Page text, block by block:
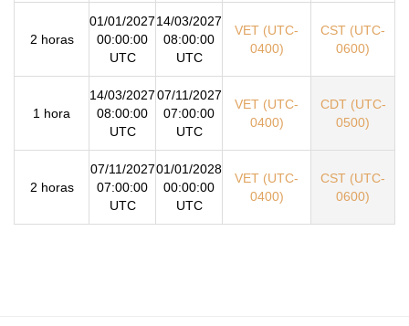
2 horas
01/01/2027
00:00:00
UTC
14/03/2027
08:00:00
UTC
VET (UTC-
0400)
CST (UTC-
0600)
1 hora
14/03/2027
08:00:00
UTC
07/11/2027
07:00:00
UTC
VET (UTC-
0400)
CDT (UTC-
0500)
2 horas
07/11/2027
07:00:00
UTC
01/01/2028
00:00:00
UTC
VET (UTC-
0400)
CST (UTC-
0600)